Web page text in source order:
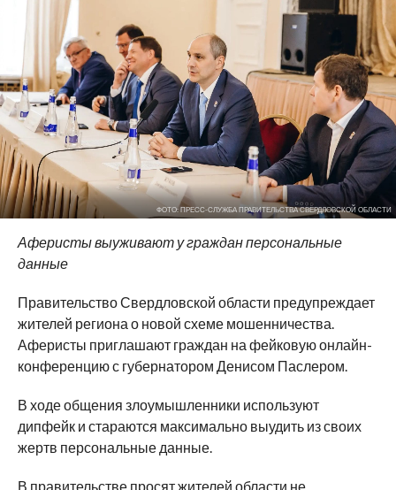
ФОТО: ПРЕСС-СЛУЖБА ПРАВИТЕЛЬСТВА СВЕРДЛОВСКОЙ ОБЛАСТИ
Аферисты выуживают у граждан персональные
данные
Правительство Свердловской области предупреждает
жителей региона о новой схеме мошенничества.
Аферисты приглашают граждан на фейковую онлайн-
конференцию с губернатором Денисом Паслером.
В ходе общения злоумышленники используют
дипфейк и стараются максимально выудить из своих
жертв персональные данные.
В правительстве просят жителей области не